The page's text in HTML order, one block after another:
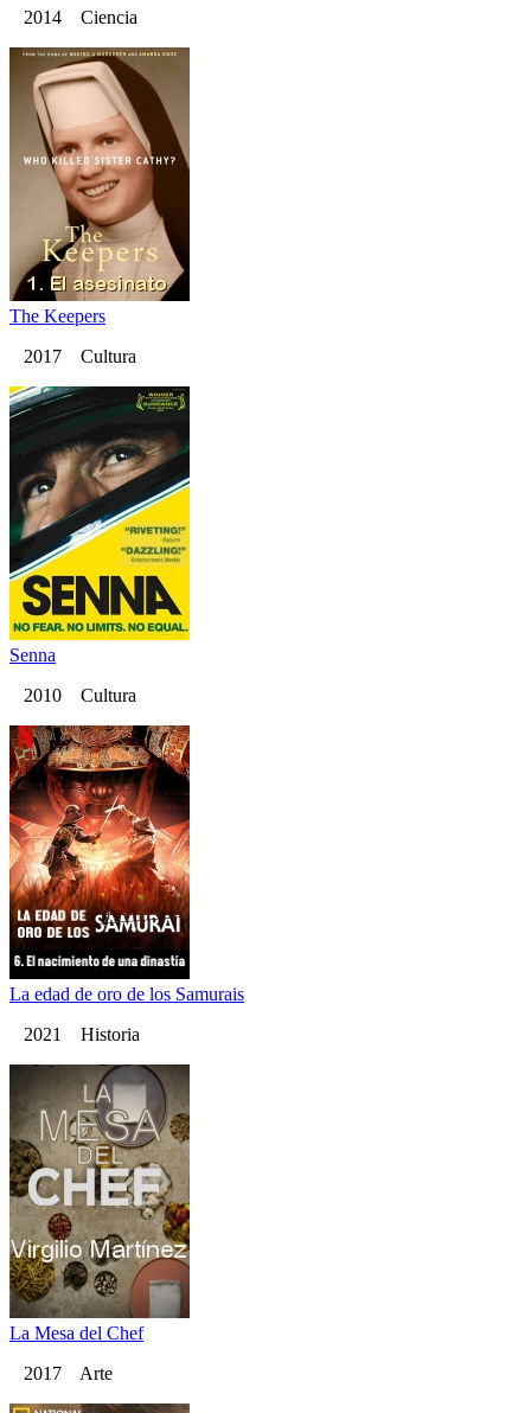
2014 Ciencia
The Keepers
2017 Cultura
Senna
2010 Cultura
La edad de oro de los Samurais
2021 Historia
La Mesa del Chef
2017 Arte